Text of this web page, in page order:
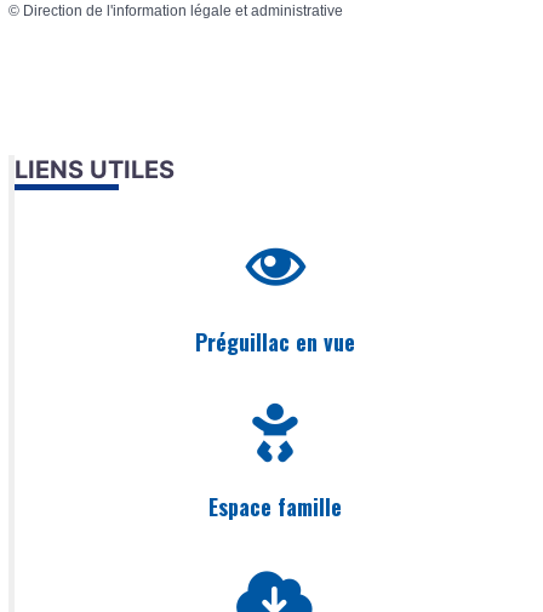
© Direction de l'information légale et administrative
LIENS UTILES
Préguillac en vue
Espace famille